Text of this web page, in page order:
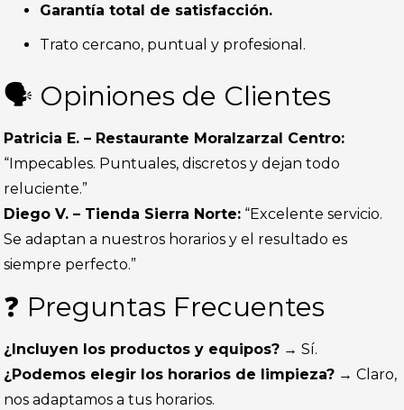
Garantía total de satisfacción.
Trato cercano, puntual y profesional.
🗣️ Opiniones de Clientes
Patricia E. – Restaurante Moralzarzal Centro:
“Impecables. Puntuales, discretos y dejan todo
reluciente.”
Diego V. – Tienda Sierra Norte: “Excelente servicio.
Se adaptan a nuestros horarios y el resultado es
siempre perfecto.”
❓ Preguntas Frecuentes
¿Incluyen los productos y equipos? → Sí.
¿Podemos elegir los horarios de limpieza? → Claro,
nos adaptamos a tus horarios.